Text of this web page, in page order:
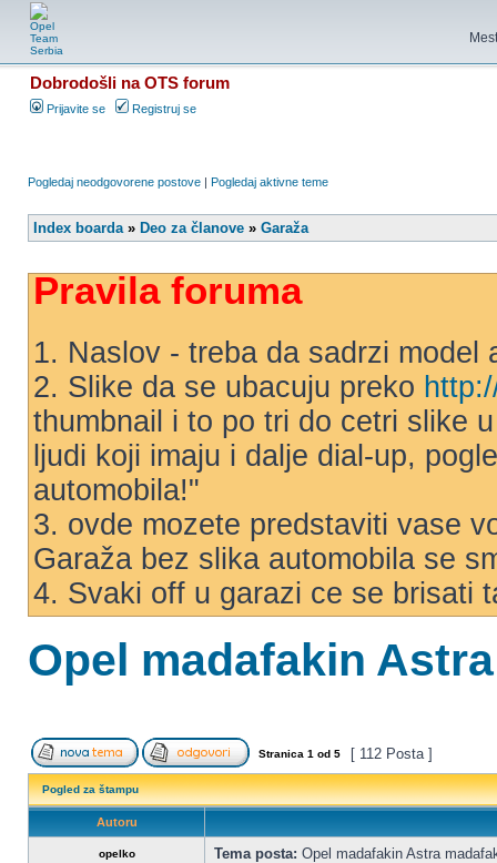
Dobrodošli na OTS forum
Prijavite se Registruj se
Pogledaj neodgovorene postove | Pogledaj aktivne teme
Index boarda» Deo za članove » Garaža
Pravila foruma
1. Naslov - treba da sadrzi model
2. Slike da se ubacuju preko
thumbnail i to po tri do cetri slike
ljudi koji imaju i dalje dial-up,
automobila!"
3. ovde mozete predstaviti vase
Garaža bez slika automobila se
4. Svaki off u garazi ce se brisati
Opel madafakin
Stranica 1 od 5 [ 112 Posta ]
Pogled za štampu
Autoru
opelko Tema posta: Opel madafakin Astra